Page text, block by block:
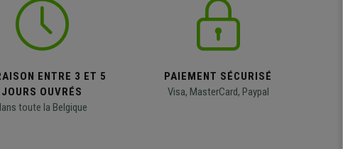
ENTRE 3 ET 5
JOURS OUVRÉS
toute la Belgique
PAIEMENT SÉCURISÉ
Visa, MasterCard, Paypal